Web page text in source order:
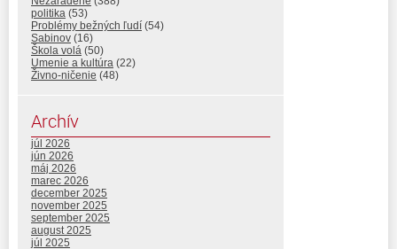
politika (53)
Problémy bežných ľudí (54)
Sabinov (16)
Škola volá (50)
Umenie a kultúra (22)
Živno-ničenie (48)
Archív
júl 2026
jún 2026
máj 2026
marec 2026
december 2025
november 2025
september 2025
august 2025
júl 2025